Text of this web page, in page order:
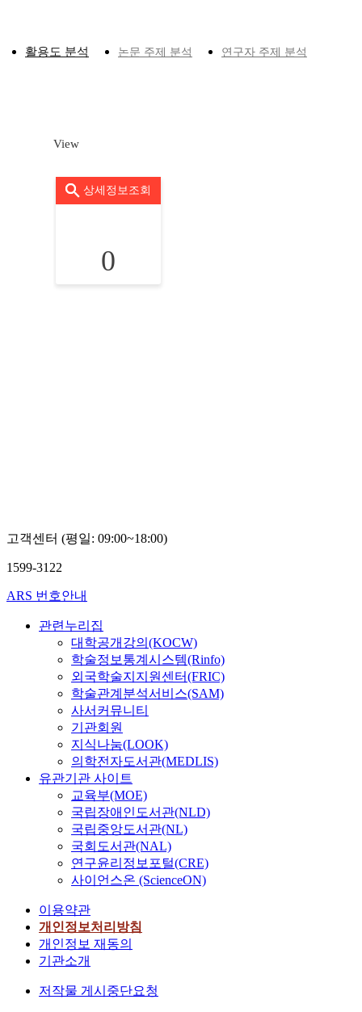
활용도 분석 논문 주제 분석 연구자 주제 분석
View
상세정보조회
0
고객센터 (평일: 09:00~18:00)
1599-3122
ARS 번호안내
관련누리집
대학공개강의(KOCW)
학술정보통계시스템(Rinfo)
외국학술지지원센터(FRIC)
학술관계분석서비스(SAM)
사서커뮤니티
기관회원
지식나눔(LOOK)
의학전자도서관(MEDLIS)
유관기관 사이트
교육부(MOE)
국립장애인도서관(NLD)
국립중앙도서관(NL)
국회도서관(NAL)
연구윤리정보포털(CRE)
사이언스온 (ScienceON)
이용약관
개인정보처리방침
개인정보 재동의
기관소개
저작물 게시중단요청